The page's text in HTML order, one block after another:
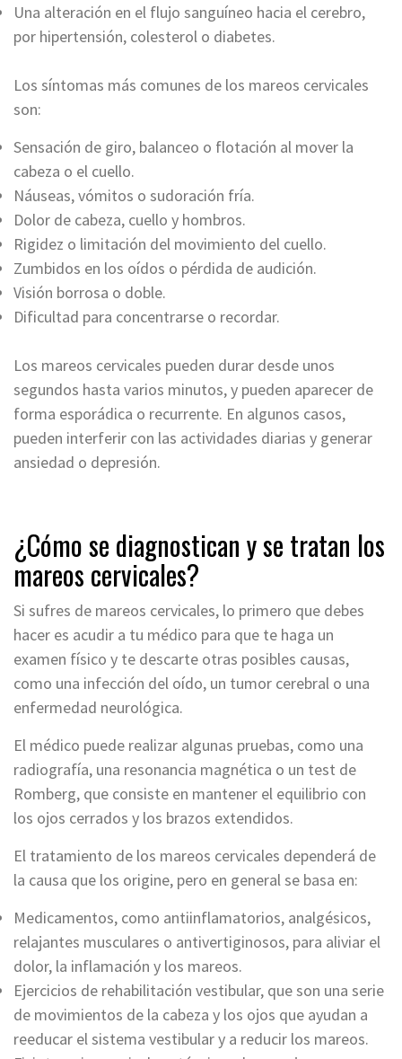
Una alteración en el flujo sanguíneo hacia el cerebro,
por hipertensión, colesterol o diabetes.
Los síntomas más comunes de los mareos cervicales
son:
Sensación de giro, balanceo o flotación al mover la
cabeza o el cuello.
Náuseas, vómitos o sudoración fría.
Dolor de cabeza, cuello y hombros.
Rigidez o limitación del movimiento del cuello.
Zumbidos en los oídos o pérdida de audición.
Visión borrosa o doble.
Dificultad para concentrarse o recordar.
Los mareos cervicales pueden durar desde unos
segundos hasta varios minutos, y pueden aparecer de
forma esporádica o recurrente. En algunos casos,
pueden interferir con las actividades diarias y generar
ansiedad o depresión.
¿Cómo se diagnostican y se tratan los
mareos cervicales?
Si sufres de mareos cervicales, lo primero que debes
hacer es acudir a tu médico para que te haga un
examen físico y te descarte otras posibles causas,
como una infección del oído, un tumor cerebral o una
enfermedad neurológica.
El médico puede realizar algunas pruebas, como una
radiografía, una resonancia magnética o un test de
Romberg, que consiste en mantener el equilibrio con
los ojos cerrados y los brazos extendidos.
El tratamiento de los mareos cervicales dependerá de
la causa que los origine, pero en general se basa en:
Medicamentos, como antiinflamatorios, analgésicos,
relajantes musculares o antivertiginosos, para aliviar el
dolor, la inflamación y los mareos.
Ejercicios de rehabilitación vestibular, que son una serie
de movimientos de la cabeza y los ojos que ayudan a
reeducar el sistema vestibular y a reducir los mareos.